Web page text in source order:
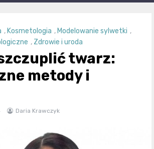
, Kosmetologia , Modelowanie sylwetki ,
, Zdrowie i uroda
twarz:
metody i
Daria Krawczyk